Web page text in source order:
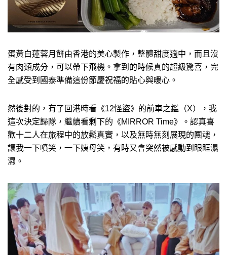
蛋黃白蓮蓉月餅由香港的美心製作，整體甜度適中，而且沒
有肉類成分，可以帶下飛機。拿到的時候真的超級驚喜，完
全感受到國泰準備這份節慶祝福的貼心與暖心。
然後對的，有了回港時看《12怪盜》的前車之鑑（X），我
這次決定歸隊，繼續看剩下的《MIRROR Time》。認真喜
歡十二人在旅程中的放鬆真實，以及無時無刻展現的團魂，
讓我一下噴笑，一下姨母笑，有時又會突然被感動到眼眶濕
濕。